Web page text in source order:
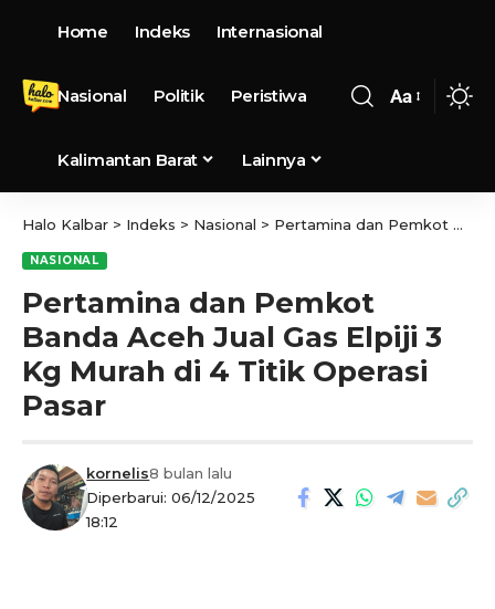
Home Indeks Internasional
Nasional Politik Peristiwa
Kalimantan Barat Lainnya
Aa
Halo Kalbar > Indeks > Nasional > Pertamina dan Pemkot Banda Aceh Jual Gas Elpiji 3 Kg Murah di 4 Titik Operasi Pasar
NASIONAL
Pertamina dan Pemkot
Banda Aceh Jual Gas Elpiji 3
Kg Murah di 4 Titik Operasi
Pasar
Diperbarui: 06/12/2025
18:12
kornelis8 bulan lalu